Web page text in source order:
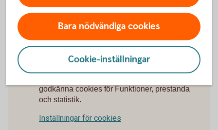
Internetbetalning
godkänna cookies för Funktioner, prestanda
och statistik.
Inställningar för cookies
Bara nödvändiga cookies
Cookie-inställningar